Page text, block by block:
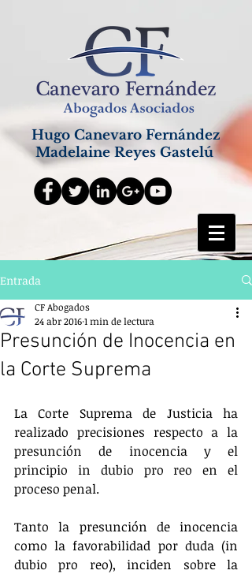
Hugo Canevaro Fernández
Madelaine Reyes Gastelú
Entrada
Presunción de Inocencia en
la Corte Suprema
CF Abogados
24 abr 20161 min de lectura
La Corte Suprema de Justicia ha
realizado precisiones respecto a la
presunción de inocencia y el
principio in dubio pro reo en el
proceso penal.
Tanto la presunción de inocencia
como la favorabilidad por duda (in
dubio pro reo), inciden sobre la